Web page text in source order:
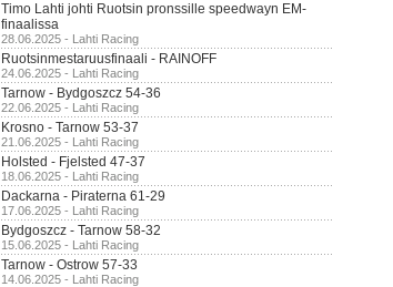
Timo Lahti johti Ruotsin pronssille speedwayn EM-
finaalissa
28.06.2025 - Lahti Racing
Ruotsinmestaruusfinaali - RAINOFF
24.06.2025 - Lahti Racing
Tarnow - Bydgoszcz 54-36
22.06.2025 - Lahti Racing
Krosno - Tarnow 53-37
21.06.2025 - Lahti Racing
Holsted - Fjelsted 47-37
18.06.2025 - Lahti Racing
Dackarna - Piraterna 61-29
17.06.2025 - Lahti Racing
Bydgoszcz - Tarnow 58-32
15.06.2025 - Lahti Racing
Tarnow - Ostrow 57-33
14.06.2025 - Lahti Racing